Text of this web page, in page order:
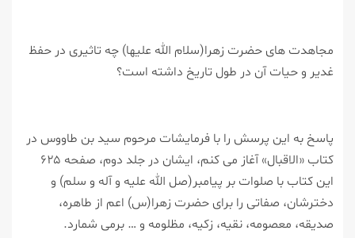
مجاهدت های حضرت زهرا(سلام الله علیها) چه تاثیری در حفظ
غدیر و حیات آن در طول تاریخ داشته است؟
پاسخ به این پرسش را با فرمایشات مرحوم سید بن طاووس در
كتاب «الاقبال» آغاز می كنم، ایشان در جلد دوم، صفحه ۶۲۵
این كتاب با صلوات بر پیامبر(صل الله علیه و آله و سلم) و
دخترشان، صفاتی را برای حضرت زهرا(س) اعم از طاهره،
صدیقه، معصومه، نقیه، زكیه، مظلومه و … برمی شمارد.